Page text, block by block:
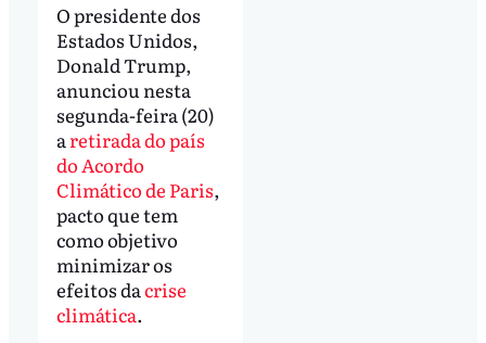
O presidente dos
Estados Unidos,
Donald Trump,
anunciou nesta
segunda-feira (20)
aretirada do país
do Acordo
Climático de Paris,
pacto que tem
como objetivo
minimizar os
efeitos dacrise
climática.